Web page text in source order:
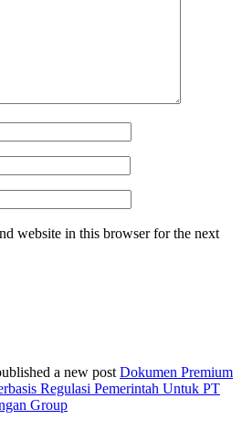
website in this browser for the next
a new post Dokumen Premium
Regulasi Pemerintah Untuk PT
Group